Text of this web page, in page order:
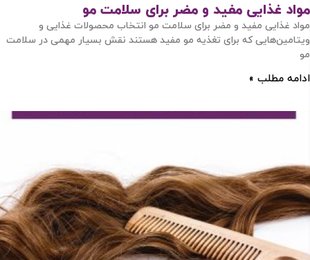
مواد غذایی مفید و مضر برای سلامت مو
مواد غذایی مفید و مضر برای سلامت مو انتخاب محصولات غذایی و
ویتامین‌هایی که برای تغذیه مو مفید هستند نقش بسیار مهمی در سلامت
مو
ادامه مطلب »